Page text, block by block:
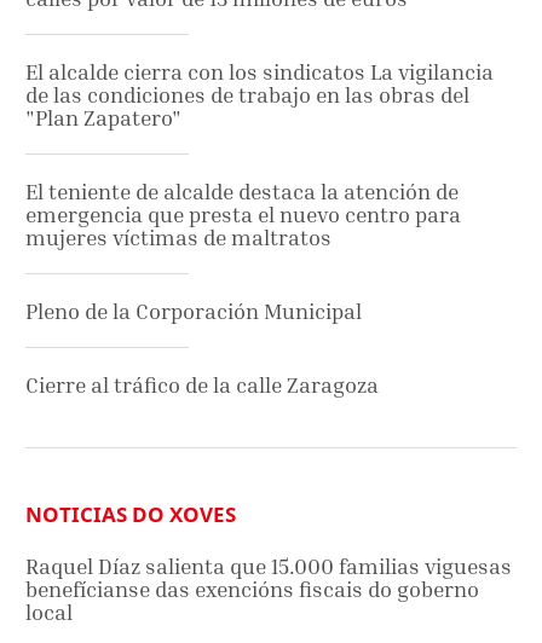
El alcalde cierra con los sindicatos La vigilancia
de las condiciones de trabajo en las obras del
"Plan Zapatero"
El teniente de alcalde destaca la atención de
emergencia que presta el nuevo centro para
mujeres víctimas de maltratos
Pleno de la Corporación Municipal
Cierre al tráfico de la calle Zaragoza
NOTICIAS DO XOVES
Raquel Díaz salienta que 15.000 familias viguesas
benefícianse das exencións fiscais do goberno
local